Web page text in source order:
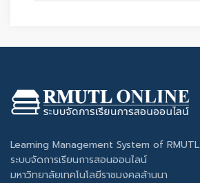
Learning Management System of RMUTL
ระบบจัดการเรียนการสอนออนไลน์
มหาวิทยาลัยเทคโนโลยีราชมงคลล้านนา